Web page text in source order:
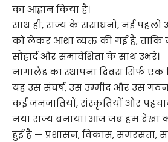
का आह्वान किया है।
साथ ही, राज्य के संसाधनों, नई
को लेकर आशा व्यक्त की गई है, ताकि
सौहार्द और समावेशिता के साथ उभरे।
नागालैंड का स्थापना दिवस सिर्फ एक
यह उस संघर्ष, उस उम्मीद और उस
कई जनजातियों, संस्कृतियों और
नया राज्य बनाया। आज जब हम देखा
हुई है — प्रशासन, विकास, समरसता,